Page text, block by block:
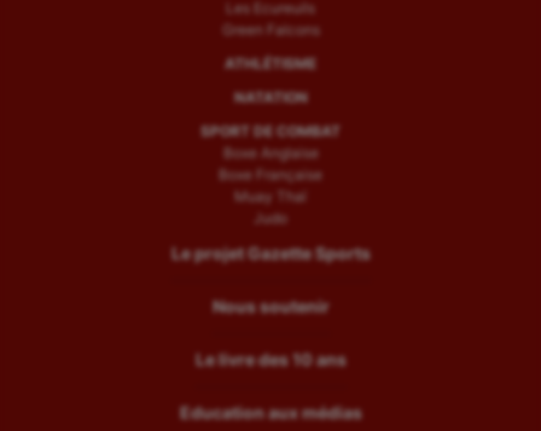
Les Ecureuils
Green Falcons
ATHLÉTISME
NATATION
SPORT DE COMBAT
Boxe Anglaise
Boxe Française
Muay Thaï
Judo
Le projet Gazette Sports
Nous soutenir
Le livre des 10 ans
Education aux médias